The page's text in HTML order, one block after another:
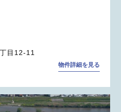
目12-11
物件詳細を見る